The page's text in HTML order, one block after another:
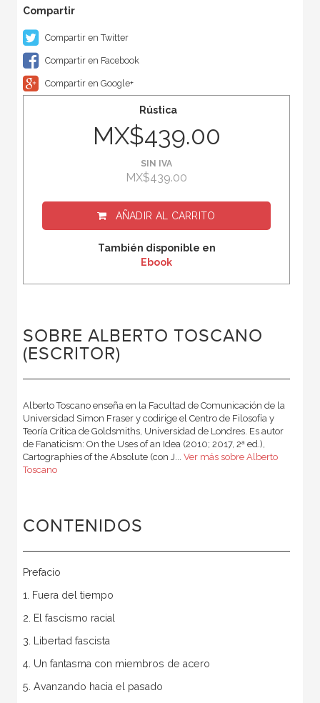
Compartir en Twitter
Compartir en Facebook
Compartir en Google+
Rústica
MX$439.00
SIN IVA
MX$439.00
AÑADIR AL CARRITO
También disponible en
Ebook
SOBRE ALBERTO TOSCANO
(ESCRITOR)
Alberto Toscano enseña en la Facultad de Comunicación de la
Universidad Simon Fraser y codirige el Centro de Filosofía y
Teoría Crítica de Goldsmiths, Universidad de Londres. Es autor
de Fanaticism: On the Uses of an Idea (2010; 2017, 2ª ed.),
Cartographies of the Absolute (con J... Ver más sobre Alberto
Toscano
CONTENIDOS
Prefacio
1. Fuera del tiempo
2. El fascismo racial
3. Libertad fascista
4. Un fantasma con miembros de acero
5. Avanzando hacia el pasado